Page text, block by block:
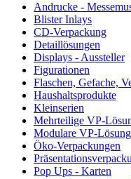
Andrucke -
Blister Inlays
CD-Verpackung
Detaillösungen
Displays - Aussteller
Figurationen
Flaschen, Gefache,
Haushaltsprodukte
Kleinserien
Mehrteilige VP-
Modulare VP-
Öko-Verpackungen
Pop Ups - Karten